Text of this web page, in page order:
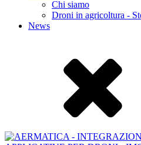
Chi siamo
Droni in agricoltura -
News